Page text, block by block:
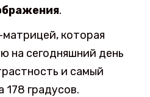
.
которая
на сегодняшний день
и самый
178 градусов.